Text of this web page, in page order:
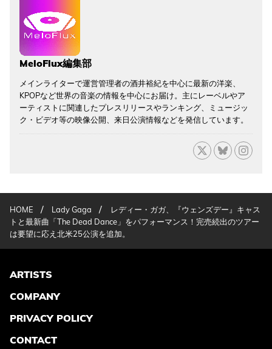
MeloFlux編集部
メインライターで運営管理者の酒井裕紀を中心に最新の洋楽、
KPOPなど世界の音楽の情報を中心にお届け。主にレーベルやア
ーティストに関連したプレスリリースやランキング、ミュージッ
ク・ビデオ等の映像公開、来日公演情報などを発信しています。
HOME / Lady Gaga /
レディー・ガガ、『ウェンズデー』キャス
トと最新曲「The Dead Dance」をパフォーマンス！完売続出のツアー
は要望に応え北米25公演を追加。
ARTISTS
COMPANY
PRIVACY POLICY
CONTACT